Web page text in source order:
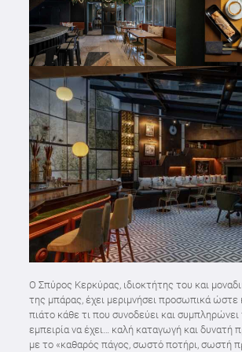
Ο Σπύρος Κερκύρας, ιδιοκτήτης του και
της μπάρας, έχει μεριμνήσει προσωπικά ώστε
πιάτο κάθε τι που συνοδεύει και συμπληρώνει
εμπειρία να έχει… καλή καταγωγή και δυνατή
με το «καθαρός πάγος, σωστό ποτήρι, σωστή